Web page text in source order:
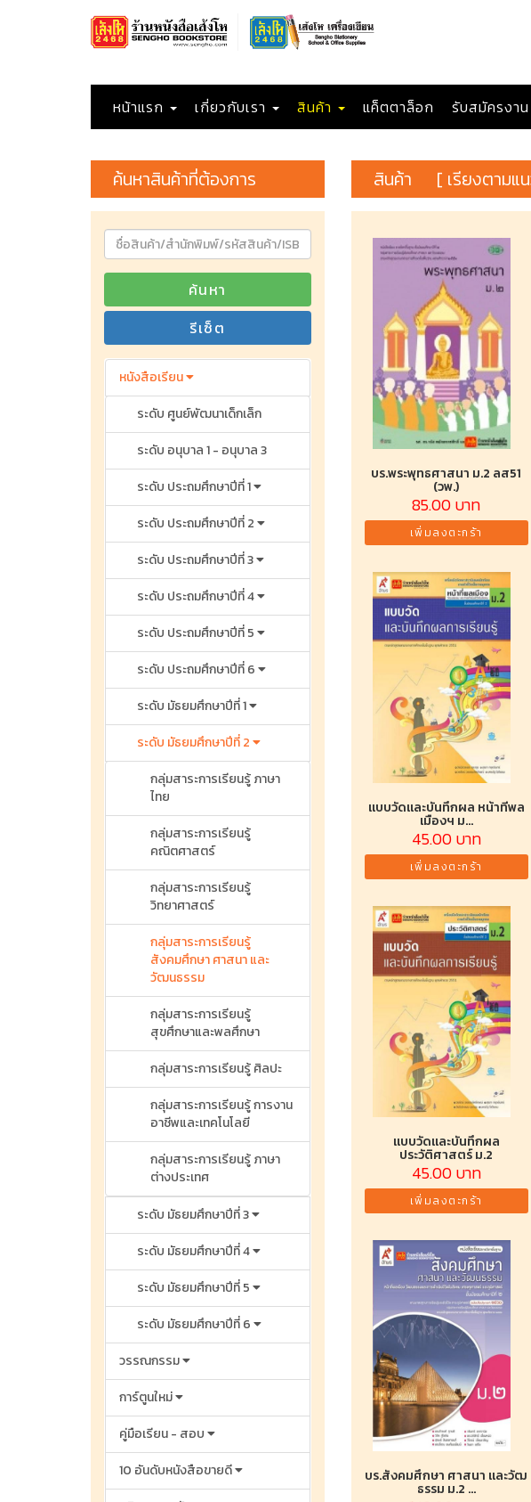
หน้าแรก เกี่ยวกับเรา สินค้า แค็ตตาล็อก รับสมัครงาน
ค้นหาสินค้าที่ต้องการ
ค้นหา
รีเซ็ต
หนังสือเรียน
ระดับ ศูนย์พัฒนาเด็กเล็ก
ระดับ อนุบาล 1 - อนุบาล 3
ระดับ ประถมศึกษาปีที่ 1
ระดับ ประถมศึกษาปีที่ 2
ระดับ ประถมศึกษาปีที่ 3
ระดับ ประถมศึกษาปีที่ 4
ระดับ ประถมศึกษาปีที่ 5
ระดับ ประถมศึกษาปีที่ 6
ระดับ มัธยมศึกษาปีที่ 1
ระดับ มัธยมศึกษาปีที่ 2
กลุ่มสาระการเรียนรู้ ภาษา
ไทย
กลุ่มสาระการเรียนรู้
คณิตศาสตร์
กลุ่มสาระการเรียนรู้
วิทยาศาสตร์
กลุ่มสาระการเรียนรู้
สังคมศึกษา ศาสนา และ
วัฒนธรรม
กลุ่มสาระการเรียนรู้
สุขศึกษาและพลศึกษา
กลุ่มสาระการเรียนรู้ ศิลปะ
กลุ่มสาระการเรียนรู้ การงาน
อาชีพและเทคโนโลยี
กลุ่มสาระการเรียนรู้ ภาษา
ต่างประเทศ
ระดับ มัธยมศึกษาปีที่ 3
ระดับ มัธยมศึกษาปีที่ 4
ระดับ มัธยมศึกษาปีที่ 5
ระดับ มัธยมศึกษาปีที่ 6
วรรณกรรม
การ์ตูนใหม่
คู่มือเรียน - สอบ
10 อันดับหนังสือขายดี
สินค้า [ เรียงตามแ
บร.พระพุทธศาสนา ม.2 ลส51
(วพ.)
85.00 บาท
เพิ่มลงตะกร้า
แบบวัดและบันทึกผล หน้าที่พล
เมืองฯ ม...
45.00 บาท
เพิ่มลงตะกร้า
แบบวัดและบันทึกผล
ประวัติศาสตร์ ม.2
45.00 บาท
เพิ่มลงตะกร้า
บร.สังคมศึกษา ศาสนา และวัฒ
ธรรม ม.2 ...